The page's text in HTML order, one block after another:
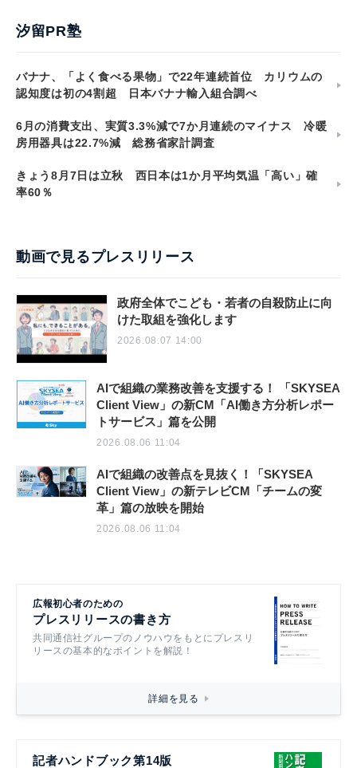
汐留PR塾
バナナ、「よく食べる果物」で22年連続首位 カリウムの
認知度は初の4割超 日本バナナ輸入組合調べ
6月の消費支出、実質3.3%減で7か月連続のマイナス 冷暖
房用器具は22.7%減 総務省家計調査
きょう8月7日は立秋 西日本は1か月平均気温「高い」確
率60％
動画で見るプレスリリース
政府全体でこども・若者の自殺防止に向
けた取組を強化します
2026.08.07 14:00
AIで組織の業務改善を支援する！ 「SKYSEA
Client View」の新CM「AI働き方分析レポー
トサービス」篇を公開
2026.08.06 11:04
AIで組織の改善点を見抜く！「SKYSEA
Client View」の新テレビCM「チームの変
革」篇の放映を開始
2026.08.06 11:04
広報初心者のための
プレスリリースの書き方
共同通信社グループのノウハウをもとにプレスリ
リースの基本的なポイントを解説！
詳細を見る
記者ハンドブック第14版